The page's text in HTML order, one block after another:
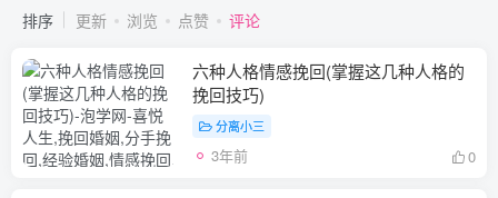
排序 更新 浏览 点赞 评论
六种人格情感挽回(掌握这几种人格的
挽回技巧)
分离小三
3年前 0